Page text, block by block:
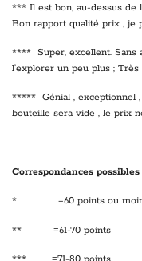
*** Il est bon, au-dessus de
Bon rapport qualité prix , je
**** Super, excellent. Sans
l’explorer un peu plus ;
***** Génial , exceptionnel ,
bouteille sera vide , le prix
Correspondances
* =60 points ou
** =61-70 points